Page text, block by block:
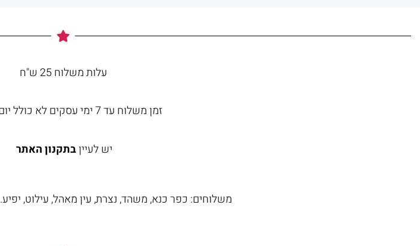
עלות משלוח 25 ש"ח
זמן משלוח עד 7 ימי עסקים לא כולל יום ההזמנה
יש לעייןבתקנון האתר
משלוחים: כפר כנא, משהד, נצרת, עין מאהל, עילוט, יפיע.